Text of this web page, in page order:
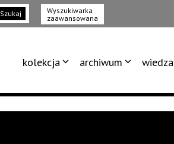
Szukaj
Wyszukiwarka
zaawansowana
kolekcja archiwum wiedza